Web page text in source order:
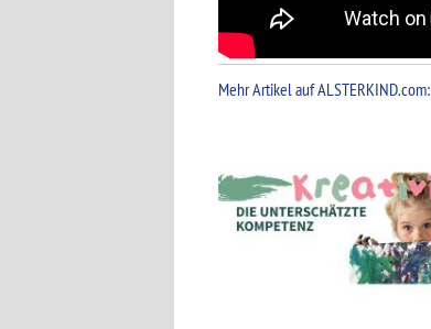
Mehr Artikel auf ALSTERKIND.com: